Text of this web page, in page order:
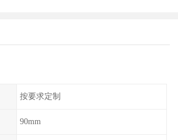
按要求定制
90mm